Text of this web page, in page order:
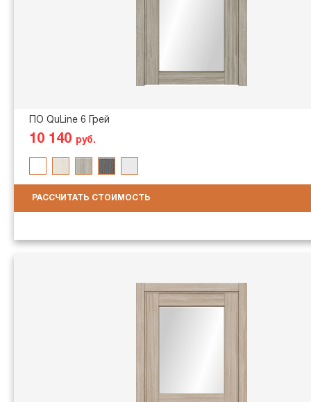
ПО QuLine 6 Грей
10 140 руб.
РАССЧИТАТЬ СТОИМОСТЬ